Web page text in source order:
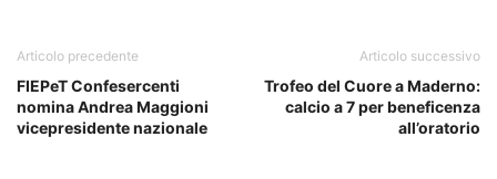
Articolo precedente
FIEPeT Confesercenti
nomina Andrea Maggioni
vicepresidente nazionale
Articolo successivo
Trofeo del Cuore a Maderno:
calcio a 7 per beneficenza
all’oratorio